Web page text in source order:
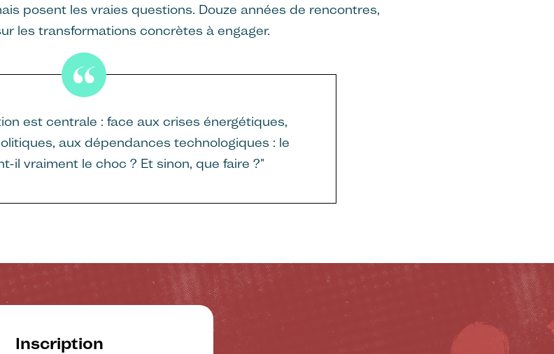
posent les vraies questions. Douze années de rencontres,
les transformations concrètes à engager.
est centrale : face aux crises énergétiques,
aux dépendances technologiques : le
il vraiment le choc ? Et sinon, que faire ?"
Inscription